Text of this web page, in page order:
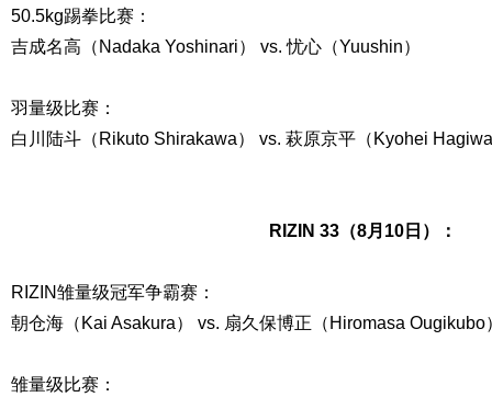
50.5kg踢拳比赛：
吉成名高（Nadaka Yoshinari） vs. 忧心（Yuushin）
羽量级比赛：
白川陆斗（Rikuto Shirakawa） vs. 萩原京平（Kyohei
RIZIN 33（8月10日）：
RIZIN雏量级冠军争霸赛：
朝仓海（Kai Asakura） vs. 扇久保博正（Hiromasa Ougikubo
雏量级比赛：